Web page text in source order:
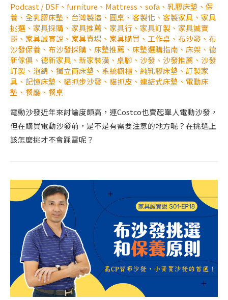
Podcast /DSF 、 furniture 、 Mattress 、 sofa 、 乳膠床墊 、 保
養 、 全乳膠床墊 、 台灣製造 、 圓桌 、 客製化 、 客製家具 、 家具
挑選 、 家具採購 、 家具推薦 、 家具行 、 家具訂製 、 家具誠實
哥 、 家具誠實說 、 家具賣場 、 家具購買 、 工作桌 、 布沙發 、 布
沙發保養 、 布沙發採購 、 床墊推薦 、 床墊選購指南 、 床架 、 德
新傢俱 、 德新家具 、 新家裝潢 、 桌腳 、 沙發 、 沙發推薦 、 沙發
訂製 、 泡綿 、 獨立筒床墊 、 系統櫥櫃 、 純乳膠床墊 、 訂製家
具 、 記憶床墊 、 貓抓步沙發 、 貓抓皮 、 連結式床墊 、 電動床
墊 、 餐廳 、 餐桌
電動沙發近年來討論度頗高，連Costco也賣起單人電動沙發，
但在購買電動沙發前，是不是有需要注意的地方呢？在挑選上
該怎麼挑才不會踩雷呢？